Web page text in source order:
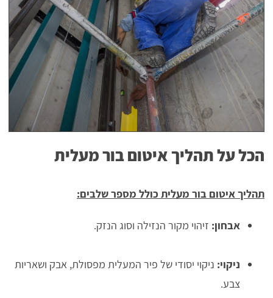
הכל על תהליך איטום בור מעלית
תהליך איטום בור מעלית כולל מספר שלבים:
אבחון: זיהוי מקור הנזילה וסוג הנזק.
ניקוי: ניקוי יסודי של פיר המעלית מפסולת, אבק ושאריות
צבע.